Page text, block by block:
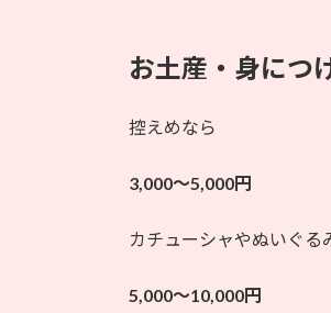
お土産・身につ
控えめなら
3,000〜5,000円
カチューシャやぬいぐる
5,000〜10,000円